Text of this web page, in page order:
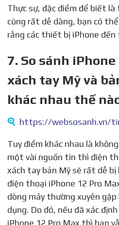
Thực sự, đặc điểm để biết
cũng rất dễ dàng, bạn có
rằng các thiết bị iPhone
7. So sánh
xách tay Mỹ và
khác nhau thế
Tuy điểm khác nhau là không đáng kể nhưng theo
một vài nguồn tin thì điện
xách tay bản Mỹ sẽ rất dễ bị
điện thoại iPhone 12 Pro
dòng máy thường xuyên
dụng. Do đó, nếu đã xác
iPhone 12 Pro Max thì bạn